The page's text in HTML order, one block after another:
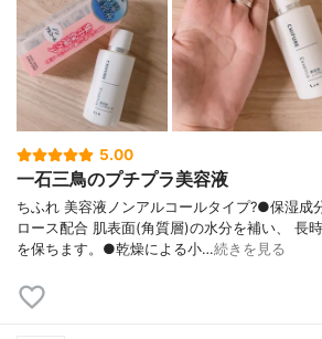
5.00
一石三鳥のプチプラ美容液
ちふれ 美容液ノンアルコールタイプ?●保湿成
ロース配合 肌表面(角質層)の水分を補い、 長
を保ちます。●乾燥による小…続きを見る